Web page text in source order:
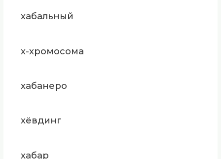
хабальный
х-хромосома
хабанеро
хёвдинг
хабар